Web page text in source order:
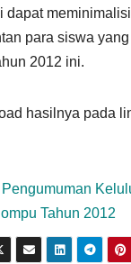
dapat
para siswa
2012 ini.
hasilnya pada
Tahun 2012